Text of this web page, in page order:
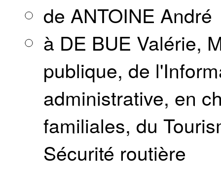
de ANTOINE André
à DE BUE Valérie,
publique, de
administrative, en
familiales, du
Sécurité routière